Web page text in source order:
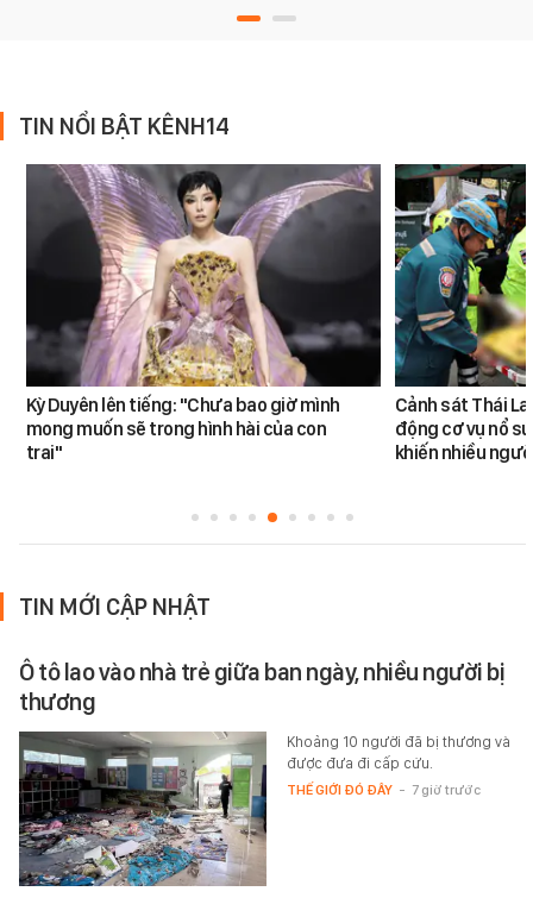
TIN NỔI BẬT KÊNH14
Kỳ Duyên lên tiếng: "Chưa bao giờ mình
mong muốn sẽ trong hình hài của con
trai"
Cảnh sát Thái
động cơ vụ nổ
khiến nhiều
TIN MỚI CẬP NHẬT
Ô tô lao vào nhà trẻ giữa ban ngày, nhiều người bị
thương
Khoảng 10 người đã bị thương và
được đưa đi cấp cứu.
THẾ GIỚI ĐÓ ĐÂY - 7 giờ trước